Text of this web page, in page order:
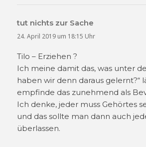
tut nichts zur Sache
24. April 2019 um 18:15 Uhr
Tilo – Erziehen ?
Ich meine damit das, was unter
haben wir denn daraus gelernt?“
empfinde das zunehmend als
Ich denke, jeder muss Gehörtes
und das sollte man dann auch
überlassen.